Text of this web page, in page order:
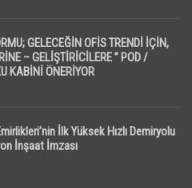
GELECEĞİN OFİS TRENDİ İÇİN,
– GELİŞTİRİCİLERE ” POD /
KABİNİ ÖNERİYOR
İlk Yüksek Hızlı Demiryolu
İnşaat İmzası